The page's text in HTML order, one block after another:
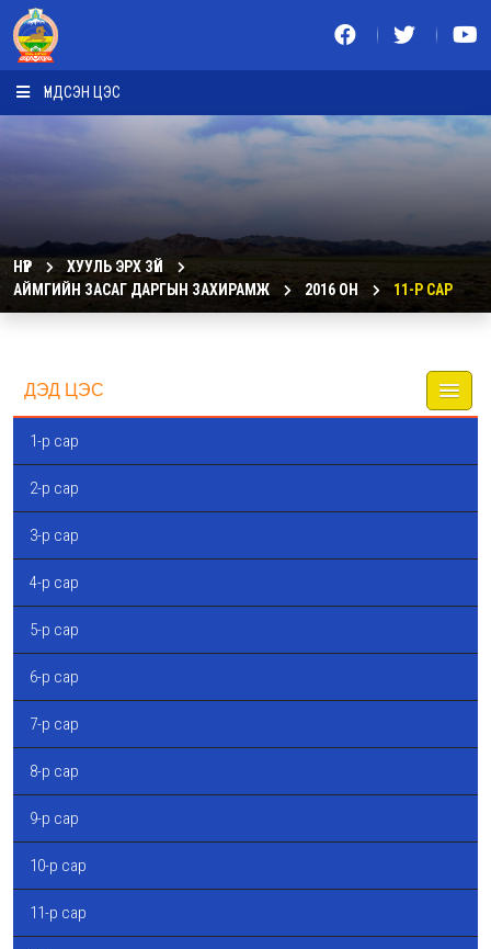
ҮНДСЭН ЦЭС
НҮҮР
ХУУЛЬ ЭРХ ЗҮЙ
АЙМГИЙН ЗАСАГ ДАРГЫН ЗАХИРАМЖ
2016 ОН 11-Р САР
ДЭД ЦЭС
1-р сар
2-р сар
3-р сар
4-р сар
5-р сар
6-р сар
7-р сар
8-р сар
9-р сар
10-р сар
11-р сар